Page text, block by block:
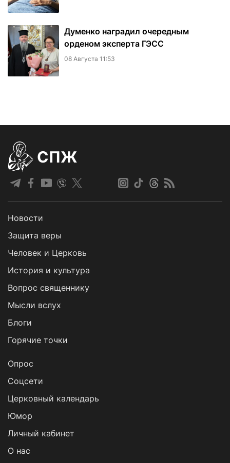
Думенко наградил очередным
орденом эксперта ГЭСС
08 Августа 11:53
СПЖ
Новости
Защита веры
Человек и Церковь
История и культура
Вопрос священнику
Мысли вслух
Блоги
Горячие точки
Опрос
Cоцсети
Церковный календарь
Юмор
Личный кабинет
О нас